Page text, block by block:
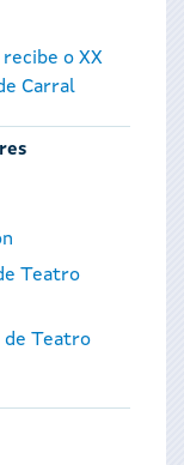
o XX
Carral
Teatro
de Teatro